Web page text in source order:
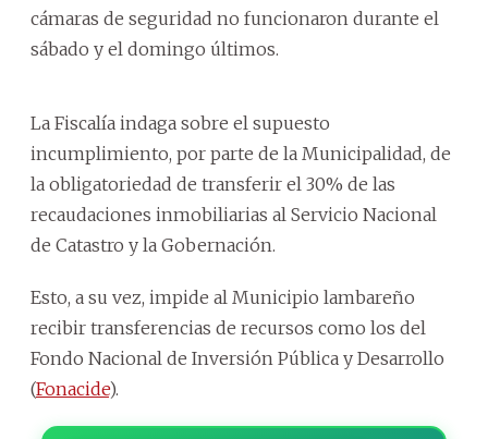
cámaras de seguridad no funcionaron durante el
sábado y el domingo últimos.
La Fiscalía indaga sobre el supuesto
incumplimiento, por parte de la Municipalidad, de
la obligatoriedad de transferir el 30% de las
recaudaciones inmobiliarias al Servicio Nacional
de Catastro y la Gobernación.
Esto, a su vez, impide al Municipio lambareño
recibir transferencias de recursos como los del
Fondo Nacional de Inversión Pública y Desarrollo
(Fonacide).